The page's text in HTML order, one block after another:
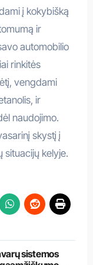
į kokybišką
ir
automobilio
rinkitės
vengdami
ir
naudojimo.
skystį į
situacijų kelyje.
sistemos